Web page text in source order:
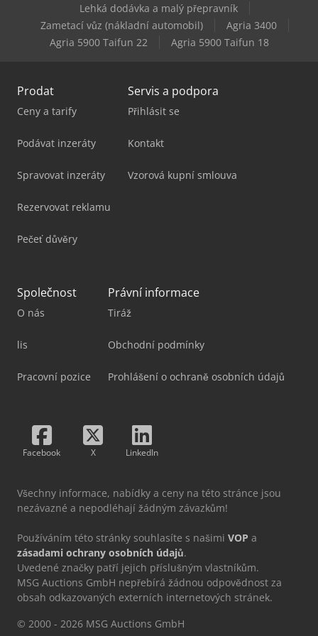
Matsuura H.plus-405
Lehká dodávka a malý přepravník
Zametací vůz (nákladní automobil)
Agria 3400
Agria 5900 Taifun 22
Agria 5900 Taifun 18
Prodat
Ceny a tarify
Podávat inzeráty
Spravovat inzeráty
Rezervovat reklamu
Pečeť důvěry
Servis a podpora
Přihlásit se
Kontakt
Vzorová kupní smlouva
Společnost
O nás
lis
Pracovní pozice
Právní informace
Tiráž
Obchodní podmínky
Prohlášení o ochraně osobních údajů
Facebook X LinkedIn
Všechny informace, nabídky a ceny na této stránce jsou
nezávazné a nepodléhají žádným závazkům!
Používáním této stránky souhlasíte s našimi VOP a
zásadami ochrany osobních údajů.
Uvedené značky patří jejich příslušným vlastníkům.
MSG Auctions GmbH nepřebírá žádnou odpovědnost za
obsah odkazovaných externích internetových stránek.
© 2000 - 2026 MSG Auctions GmbH